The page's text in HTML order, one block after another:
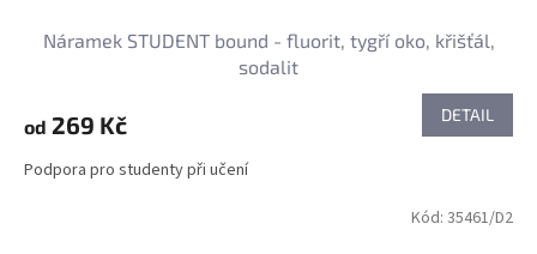
Náramek STUDENT bound - fluorit, tygří oko, křišťál,
sodalit
od 269 Kč DETAIL
Podpora pro studenty při učení
Kód: 35461/D2